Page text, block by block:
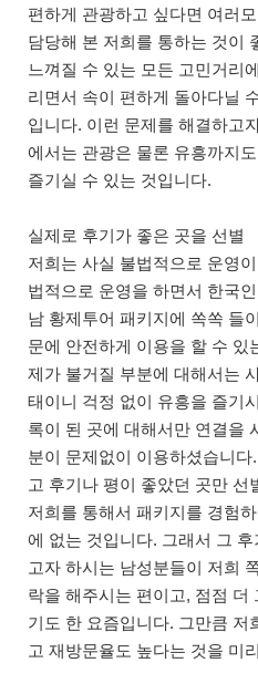
편하게 관광하고 싶다면 여러
담당해 본 저희를 통하는 것이
느껴질 수 있는 모든 고민거리
리면서 속이 편하게 돌아다닐
입니다. 이런 문제를 해결하고
에서는 관광은 물론 유흥까지
즐기실 수 있는 것입니다.
실제로 후기가 좋은 곳을 선별
저희는 사실 불법적으로 운영
법적으로 운영을 하면서 한국
남 황제투어 패키지에 쏙쏙 들
문에 안전하게 이용을 할 수 있
제가 불거질 부분에 대해서는
태이니 걱정 없이 유흥을 즐기
록이 된 곳에 대해서만 연결을
분이 문제없이 이용하셨습니
고 후기나 평이 좋았던 곳만 선
저희를 통해서 패키지를 경험
에 없는 것입니다. 그래서 그
고자 하시는 남성분들이 저희
락을 해주시는 편이고, 점점 더
기도 한 요즘입니다. 그만큼 저
고 재방문율도 높다는 것을 미